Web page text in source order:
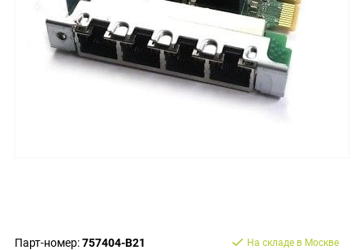
Парт-номер:757404-B21 На складе в Москве